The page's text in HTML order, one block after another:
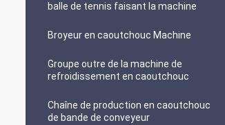
balle de tennis faisant la machine
Broyeur en caoutchouc Machine
Groupe outre de la machine de
refroidissement en caoutchouc
Chaîne de production en caoutchouc
de bande de conveyeur